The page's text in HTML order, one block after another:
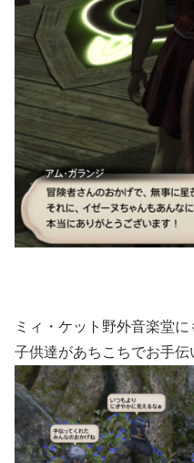
ミィ・ケット野外音楽堂に
子供達があちこちでお手伝